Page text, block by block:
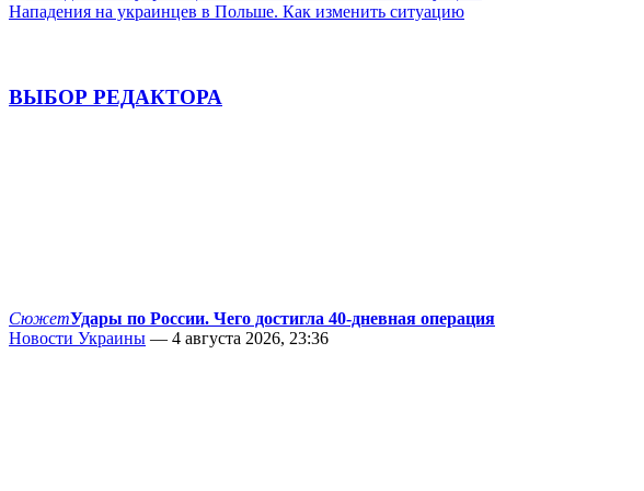
Нападения на украинцев в Польше. Как изменить ситуацию
ВЫБОР РЕДАКТОРА
СюжетУдары по России. Чего достигла 40-дневная операция
Новости Украины — 4 августа 2026, 23:36